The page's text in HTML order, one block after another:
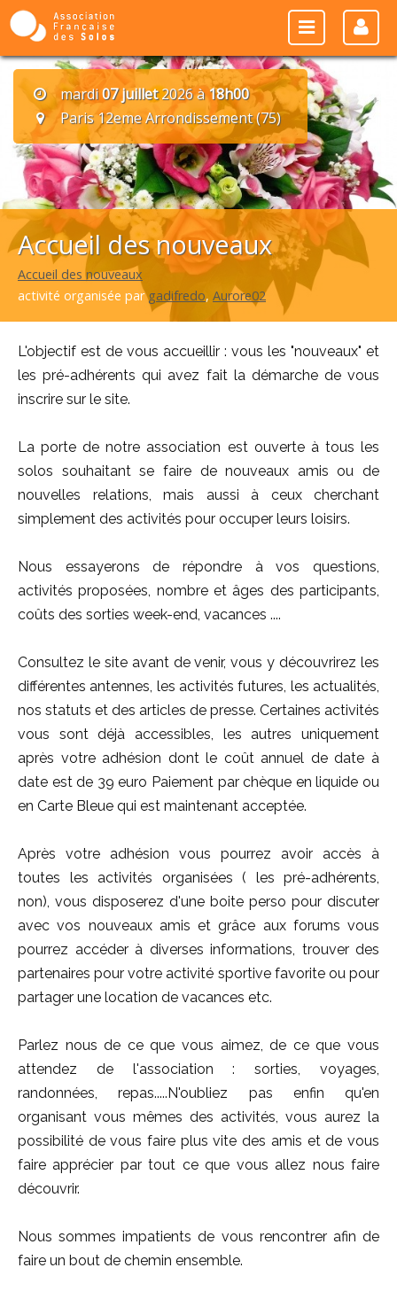
mardi07 juillet2026 à18h00
Paris 12eme Arrondissement (75)
Accueil des nouveaux
Accueil des nouveaux
activité organisée pargadifredo, Aurore02
L'objectif est de vous accueillir : vous les "nouveaux" et
les pré-adhérents qui avez fait la démarche de vous
inscrire sur le site.
La porte de notre association est ouverte à tous les
solos souhaitant se faire de nouveaux amis ou de
nouvelles relations, mais aussi à ceux cherchant
simplement des activités pour occuper leurs loisirs.
Nous essayerons de répondre à vos questions,
activités proposées, nombre et âges des participants,
coûts des sorties week-end, vacances ....
Consultez le site avant de venir, vous y découvrirez les
différentes antennes, les activités futures, les actualités,
nos statuts et des articles de presse. Certaines activités
vous sont déjà accessibles, les autres uniquement
après votre adhésion dont le coût annuel de date à
date est de 39 euro Paiement par chèque en liquide ou
en Carte Bleue qui est maintenant acceptée.
Après votre adhésion vous pourrez avoir accès à
toutes les activités organisées ( les pré-adhérents,
non), vous disposerez d'une boite perso pour discuter
avec vos nouveaux amis et grâce aux forums vous
pourrez accéder à diverses informations, trouver des
partenaires pour votre activité sportive favorite ou pour
partager une location de vacances etc.
Parlez nous de ce que vous aimez, de ce que vous
attendez de l'association : sorties, voyages,
randonnées, repas.....N'oubliez pas enfin qu'en
organisant vous mêmes des activités, vous aurez la
possibilité de vous faire plus vite des amis et de vous
faire apprécier par tout ce que vous allez nous faire
découvrir.
Nous sommes impatients de vous rencontrer afin de
faire un bout de chemin ensemble.